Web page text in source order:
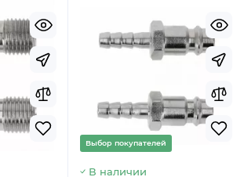
Выбор покупателей
В наличии